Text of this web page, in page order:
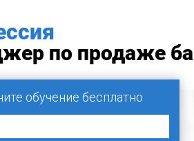
по продаже
обучение бесплатно